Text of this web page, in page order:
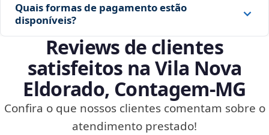
Quais formas de pagamento estão
disponíveis?
Reviews de clientes
satisfeitos na Vila Nova
Eldorado, Contagem‑MG
Confira o que nossos clientes comentam sobre o
atendimento prestado!